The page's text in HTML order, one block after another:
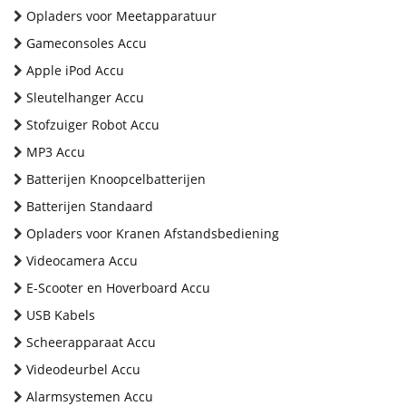
Opladers voor Meetapparatuur
Gameconsoles Accu
Apple iPod Accu
Sleutelhanger Accu
Stofzuiger Robot Accu
MP3 Accu
Batterijen Knoopcelbatterijen
Batterijen Standaard
Opladers voor Kranen Afstandsbediening
Videocamera Accu
E-Scooter en Hoverboard Accu
USB Kabels
Scheerapparaat Accu
Videodeurbel Accu
Alarmsystemen Accu